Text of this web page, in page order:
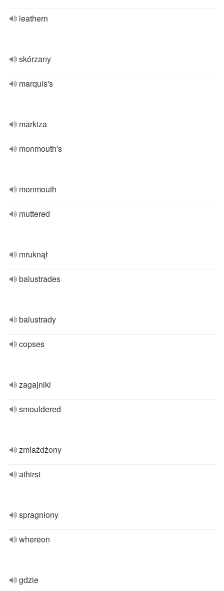
leathern
skórzany
marquis's
markiza
monmouth's
monmouth
muttered
mruknął
balustrades
balustrady
copses
zagajniki
smouldered
zmiażdżony
athirst
spragniony
whereon
gdzie